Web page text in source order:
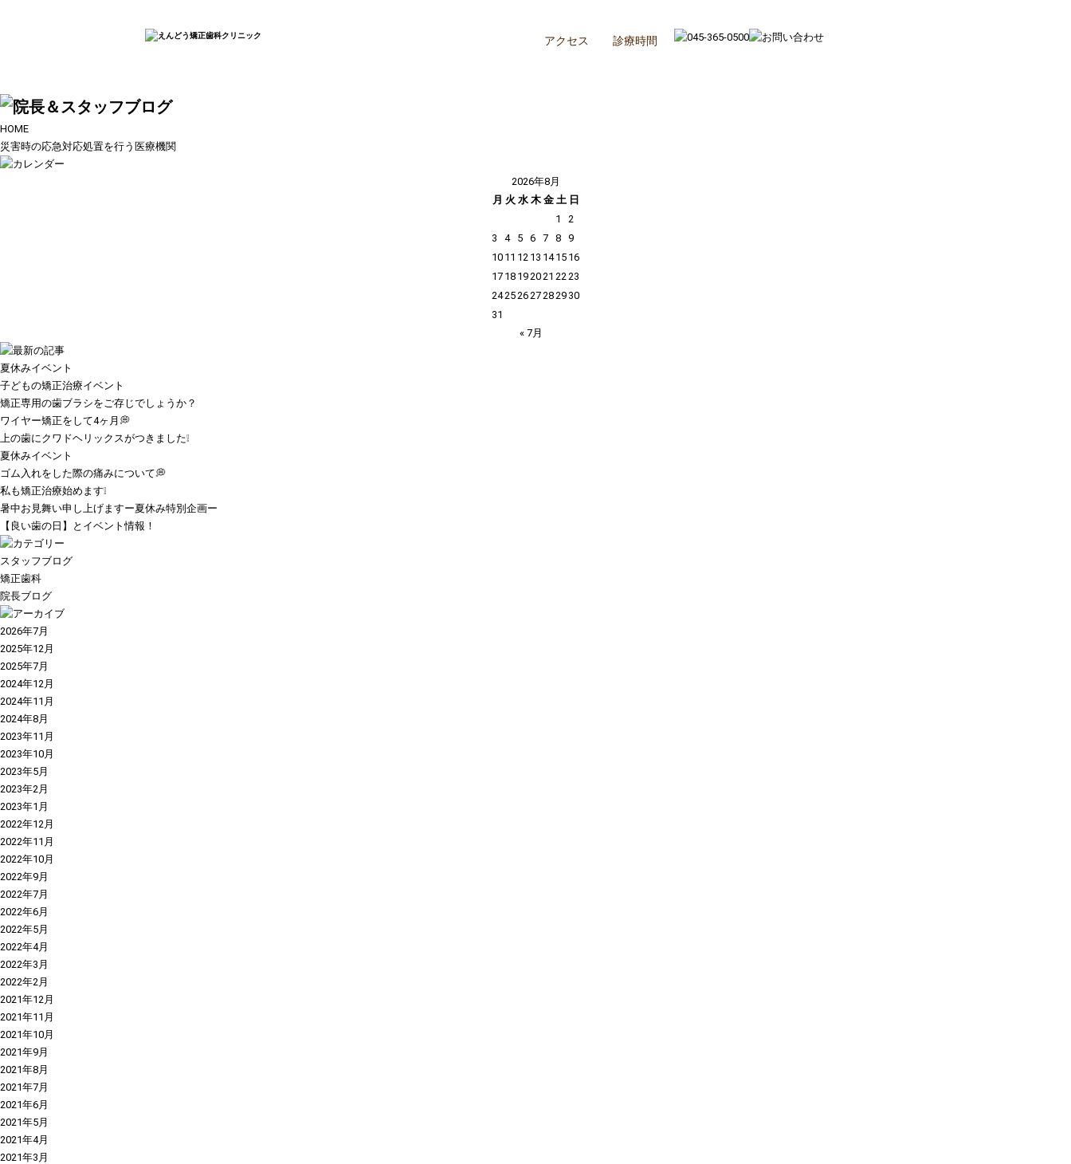
アクセス 診療時間
HOME
災害時の応急対応処置を行う医療機関
2026年8月
月 火 水 木 金 土 日
1
2
3
4 5 6 7 8 9
10 11 12 13 14 15 16
17 18 192021 2223
242526272829 30
31
« 7月
夏休みイベント
子どもの矯正治療イベント
矯正専用の歯ブラシをご存じでしょうか？
ワイヤー矯正をして4ヶ月💭
上の歯にクワドヘリックスがつきました❕
夏休みイベント
ゴム入れをした際の痛みについて💭
私も矯正治療始めます❕
暑中お見舞い申し上げますー夏休み特別企画ー
【良い歯の日】とイベント情報！
スタッフブログ
矯正歯科
院長ブログ
2026年7月
2025年12月
2025年7月
2024年12月
2024年11月
2024年8月
2023年11月
2023年10月
2023年5月
2023年2月
2023年1月
2022年12月
2022年11月
2022年10月
2022年9月
2022年7月
2022年6月
2022年5月
2022年4月
2022年3月
2022年2月
2021年12月
2021年11月
2021年10月
2021年9月
2021年8月
2021年7月
2021年6月
2021年5月
2021年4月
2021年3月